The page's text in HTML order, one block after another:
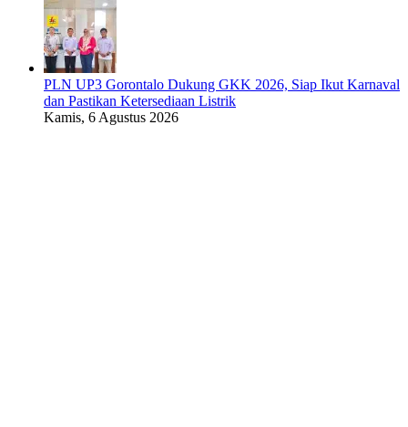
PLN UP3 Gorontalo Dukung GKK 2026, Siap Ikut Karnaval
dan Pastikan Ketersediaan Listrik
Kamis, 6 Agustus 2026